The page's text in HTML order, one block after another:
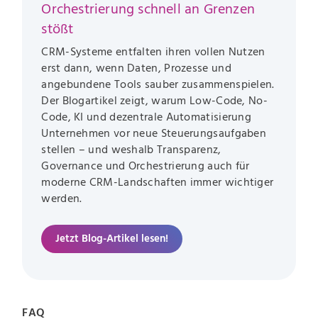
Orchestrierung schnell an Grenzen
stößt
CRM-Systeme entfalten ihren vollen Nutzen
erst dann, wenn Daten, Prozesse und
angebundene Tools sauber zusammenspielen.
Der Blogartikel zeigt, warum Low-Code, No-
Code, KI und dezentrale Automatisierung
Unternehmen vor neue Steuerungsaufgaben
stellen – und weshalb Transparenz,
Governance und Orchestrierung auch für
moderne CRM-Landschaften immer wichtiger
werden.
Jetzt Blog-Artikel lesen!
FAQ